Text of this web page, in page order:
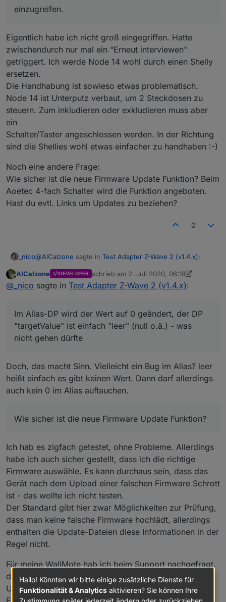
einzugreifen.
Eigentlich habe ich nicht groß eingegriffen. Hatte
zwischendurch nur mal ein "Erneut interviewen"
getriggert. Ich werde Node 14 wohl durch einen Shelly
ersetzen.
Die Handhabung ist sowieso etwas problematisch.
Node 14 ist Unterputz verbaut, um 2 Steckdosen zu
steuern. Zum inkludieren oder exkludieren muss aber
ein
Schalter/Taster angeschlossen werden. In der Richtung
sind die Shellies wohl etwas einfacher zu handhaben :-)
Noch eine andere Frage:
Wie sicher ist die neue Firmware Update Funktion? Beim
Aoetec 4-fach Schalter wird die Funktion angeboten.
Hast du evtl. Links um Updates zu beziehen?
0
_nico@AlCalzone sagte in Test Adapter Z-Wave 2 (v1.4.x):
@_nico sagte inTest Adapter Z-Wave 2 (v1.4.x)
Nach jedem Neustart des Z-Wave Adapters
wird das TargetValue, nach ein paar Sekunden,
auf 0 gesetzt.
Kommt mir komisch vor.
Anhang. Nur nochmal um Missverständnisse
vorzubeugen.
Es passiert, nachdem das Node, nach dem Neustart des
DP wird der Wert auf 0 geändert, der DP "targetValue" ist
einfach "leer" (null o.ä.) - was nicht gehen dürfte, da der
DP eine "number" ist mit "min 0" und "max 99".
026, 027, 028, 029, 037
Bei der Gelegenheit kannst du dir mal noch das Node
um den Verbrauch, hier ist der DP
Multilevel_Sensor.power welchen den Verbrauch anzeigt.
Ich glaube, somit ist auch Meter.value_kWh_Consumed
falsch. Soll das so? Kann man das ändern?
Switches (Unterputz) ist es "ordentlich" -
Gruß Nico
zwave-10578.log
Offline
AlCalzone DEVELOPER schrieb am 2. Juli 2020, 06:18
zuletzt editiert von AlCalzone7. Feb.
@ _nico sagte in Test Adapter Z-Wave 2 (v1.4.x):
Im Alias-DP wird der Wert auf 0 geändert, der DP
"targetValue" ist einfach "leer" (null o.ä.) - was
nicht gehen dürfte
Doch, das macht Sinn. Vielleicht ein Bug im Alias? leer
heißt einfach es gibt keinen Wert. Dann darf allerdings
auch kein 0 im Alias auftauchen.
Wie sicher ist die neue Firmware Update Funktion?
Ich hab es zigfach getestet, ohne Probleme. Allerdings
habe ich auch sicher gestellt, dass ich die richtige
Firmware auswähle. Es kann durchaus sein, dass das
Gerät nach dem Upload einer falschen Firmware Schrott
ist - das wollte ich nicht testen.
Der Standard gibt hier zwar Möglichkeiten zur Prüfung,
dass man keine falsche Firmware hochlädt, allerdings
enthalten die Update-Dateien diese Informationen in der
Regel nicht.
Für meine WallMote hab ich beim Support nachgefragt,
dass er auf einer alten Firmware sei, ich aber kein
Update finden kann. In 2-3 Tagen hatte ich dann die
Hallo! Könnten wir bitte einige zusätzliche Dienste für
Funktionalität & Analytics aktivieren? Sie können Ihre